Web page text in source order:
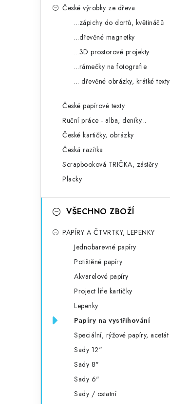
České výrobky ze dřeva
...zápichy do dortů, květináčů
...dřevěné magnetky
...3D prostorové projekty
...rámečky na fotografie
... dřevěné obrázky, krátké texty
České papírové texty
Ruční práce - alba, deníky...
České kartičky, obrázky
Česká razítka
Scrapbooková TRIČKA, zástěry
Placky
VŠECHNO ZBOŽÍ
PAPÍRY A ČTVRTKY, LEPENKY
Jednobarevné papíry
Potištěné papíry
Akvarelové papíry
Project life kartičky
Lepenky
Papíry na vystřihování
Speciální, rýžové papíry, acetát
Sady 12"
Sady 8"
Sady 6"
Sady / ostatní